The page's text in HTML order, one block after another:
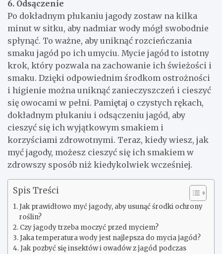
6. Odsączenie
Po dokładnym płukaniu jagody zostaw na kilka
minut w sitku, aby nadmiar wody mógł swobodnie
spłynąć. To ważne, aby uniknąć rozcieńczania
smaku jagód po ich umyciu. Mycie jagód to istotny
krok, który pozwala na zachowanie ich świeżości i
smaku. Dzięki odpowiednim środkom ostrożności
i higienie można uniknąć zanieczyszczeń i cieszyć
się owocami w pełni. Pamiętaj o czystych rękach,
dokładnym płukaniu i odsączeniu jagód, aby
cieszyć się ich wyjątkowym smakiem i
korzyściami zdrowotnymi. Teraz, kiedy wiesz, jak
myć jagody, możesz cieszyć się ich smakiem w
zdrowszy sposób niż kiedykolwiek wcześniej.
Spis Treści
Jak prawidłowo myć jagody, aby usunąć środki ochrony
roślin?
Czy jagody trzeba moczyć przed myciem?
Jaka temperatura wody jest najlepsza do mycia jagód?
Jak pozbyć się insektów i owadów z jagód podczas